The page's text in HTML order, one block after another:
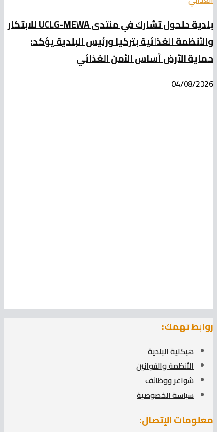
بلدية حلحول تشارك في منتدى UCLG-MEWA للابتكار
والأنظمة الغذائية بتركيا ورئيس البلدية يؤكد:
حماية الأرض أساس الأمن الغذائي
04/08/2026
روابط تهمك:
هيكلية البلدية
الأنظمة والقوانين
شواغر ووظائف
سياسة الخصوصية
معلومات الإتصال: